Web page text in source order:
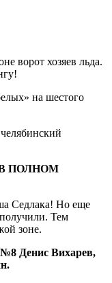
ворот хозяев льда.
на шестого
В ПОЛНОМ
Седлака! Но еще
Тем
зоне.
Денис Вихарев,